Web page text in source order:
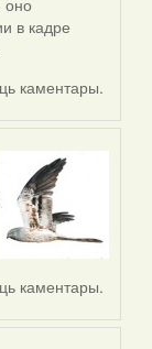
в кадре
каментары.
каментары.